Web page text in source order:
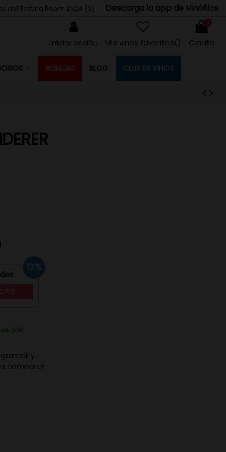
del Tasting Room 2024 (0) Descarga la app de Vinófilos
Iniciar sesión Mis vinos favoritos() Carrito
REBAJAS BLOG CLUB DE VINOS
12%
y
compartir